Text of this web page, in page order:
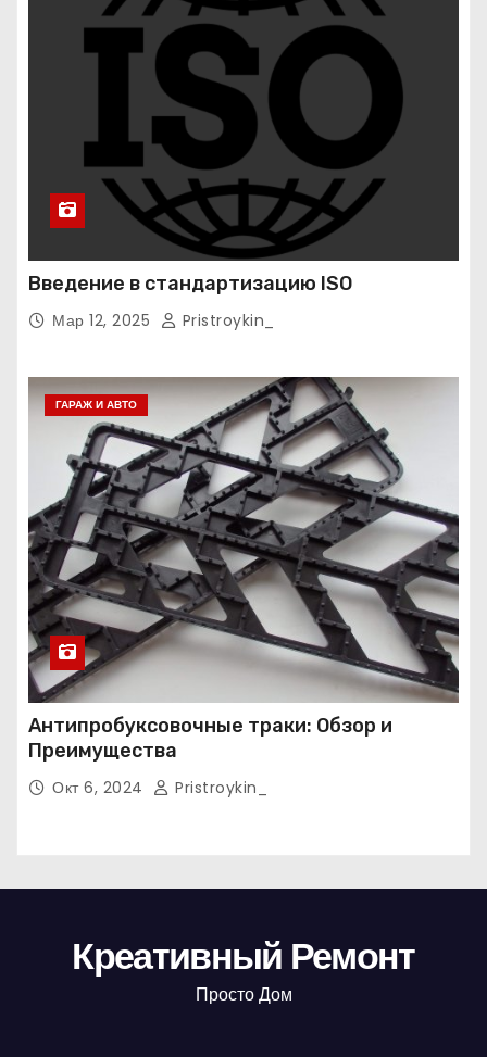
Введение в стандартизацию ISO
Мар 12, 2025 Pristroykin_
ГАРАЖ И АВТО
Антипробуксовочные траки: Обзор и
Преимущества
Окт 6, 2024 Pristroykin_
Креативный Ремонт
Просто Дом